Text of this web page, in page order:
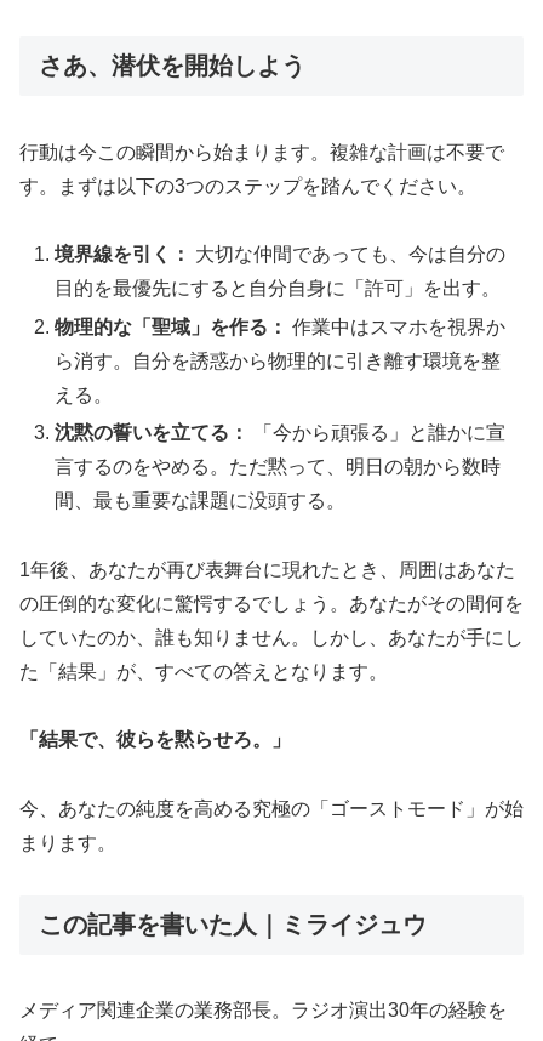
さあ、潜伏を開始しよう
行動は今この瞬間から始まります。複雑な計画は不要で
す。まずは以下の3つのステップを踏んでください。
境界線を引く：
大切な仲間であっても、今は自分の
目的を最優先にすると自分自身に「許可」を出す。
物理的な「聖域」を作る： 作業中はスマホを視界か
ら消す。自分を誘惑から物理的に引き離す環境を整
える。
沈黙の誓いを立てる：
「今から頑張る」と誰かに宣
言するのをやめる。ただ黙って、明日の朝から数時
間、最も重要な課題に没頭する。
1年後、あなたが再び表舞台に現れたとき、周囲はあなた
の圧倒的な変化に驚愕するでしょう。あなたがその間何を
していたのか、誰も知りません。しかし、あなたが手にし
た「結果」が、すべての答えとなります。
「結果で、彼らを黙らせろ。」
今、あなたの純度を高める究極の「ゴーストモード」が始
まります。
この記事を書いた人｜ミライジュウ
メディア関連企業の業務部長。ラジオ演出30年の経験を